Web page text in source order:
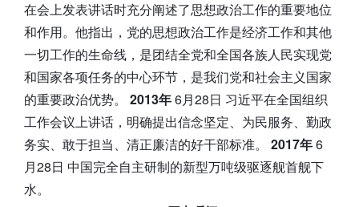
在会上发表讲话时充分阐述了思想政治工作的重要地位
和作用。他指出，党的思想政治工作是经济工作和其他
一切工作的生命线，是团结全党和全国各族人民实现党
和国家各项任务的中心环节，是我们党和社会主义国家
的重要政治优势。 2013年6月28日 习近平在全国组织
工作会议上讲话，明确提出信念坚定、为民服务、勤政
务实、敢于担当、清正廉洁的好干部标准。 2017年6
月28日 中国完全自主研制的新型万吨级驱逐舰首舰下
水。